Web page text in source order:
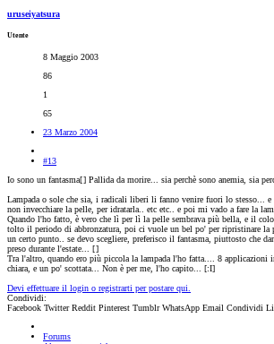
uruseiyatsura
Utente
8 Maggio 2003
86
1
65
23 Marzo 2004
#13
Io sono un fantasma[] Pallida da morire... sia perchè sono anemia, sia
Lampada o sole che sia, i radicali liberi li fanno venire fuori lo stesso... e
non invecchiare la pelle, per idratarla.. etc etc.. e poi mi vado a fare la
Quando l'ho fatto, è vero che lì per lì la pelle sembrava più bella, e il
tolto il periodo di abbronzatura, poi ci vuole un bel po' per ripristinare la
un certo punto.. se devo scegliere, preferisco il fantasma, piuttosto che
preso durante l'estate... []
Tra l'altro, quando ero più piccola la lampada l'ho fatta.... 8 applicazioni
chiara, e un po' scottata... Non è per me, l'ho capito... [:I]
Devi effettuare il login o registrarti per postare qui.
Condividi:
Facebook Twitter Reddit Pinterest Tumblr WhatsApp Email Condividi
Forums